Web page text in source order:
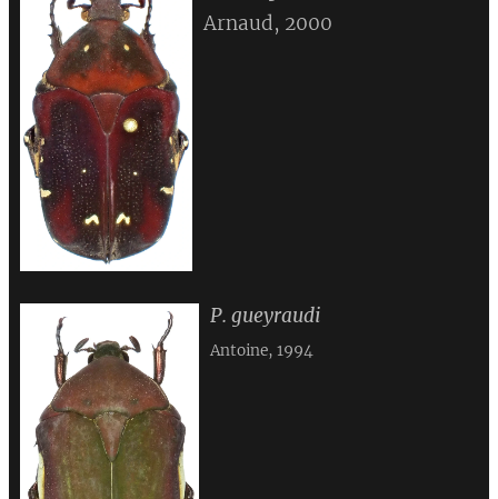
Arnaud, 2000
P. gueyraudi
Antoine, 1994